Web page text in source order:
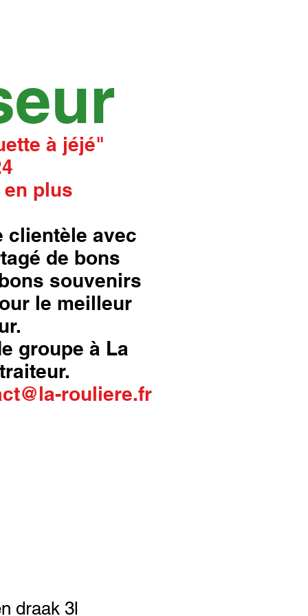
à jéjé"
plus
clientèle avec
de bons
souvenirs
le meilleur
groupe à La
rouliere.fr
draak 3l